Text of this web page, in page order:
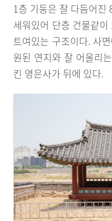
1층 기둥은 잘 다듬어진
세워있어 단층 건물같
트여있는 구조이다. 사
원된 연지와 잘 어울리
킨 영은사가 뒤에 있다.